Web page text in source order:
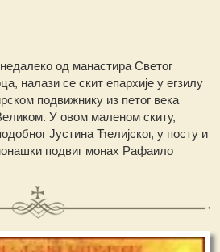
од манастира Светог
налази се скит епархије у егзилу
подвижнику из петог века
У овом маленом скиту,
Јустина Ћелијског, у посту и
подвиг монах Рафаило